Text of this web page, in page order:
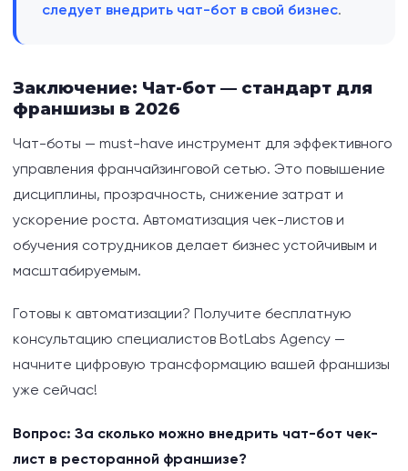
следует внедрить чат-бот в свой бизнес.
Заключение: Чат-бот — стандарт для
франшизы в 2026
Чат-боты — must-have инструмент для эффективного
управления франчайзинговой сетью. Это повышение
дисциплины, прозрачность, снижение затрат и
ускорение роста. Автоматизация чек-листов и
обучения сотрудников делает бизнес устойчивым и
масштабируемым.
Готовы к автоматизации? Получите бесплатную
консультацию специалистов BotLabs Agency —
начните цифровую трансформацию вашей франшизы
уже сейчас!
Вопрос: За сколько можно внедрить чат-бот чек-
лист в ресторанной франшизе?